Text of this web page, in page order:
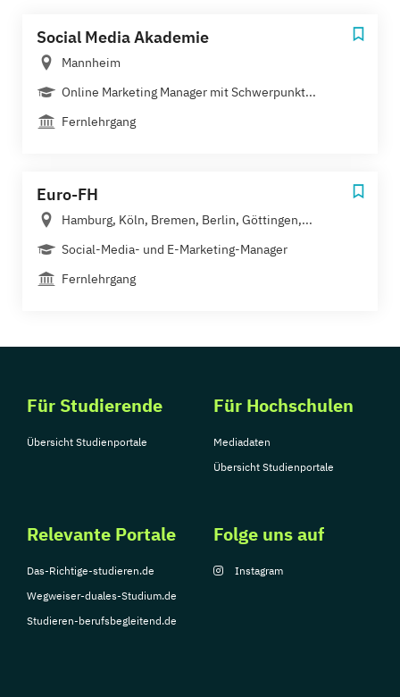
Social Media Akademie
Mannheim
Online Marketing Manager mit Schwerpunkt...
Fernlehrgang
Euro-FH
Hamburg, Köln, Bremen, Berlin, Göttingen,...
Social-Media- und E-Marketing-Manager
Fernlehrgang
Für Studierende
Übersicht Studienportale
Für Hochschulen
Mediadaten
Übersicht Studienportale
Relevante Portale
Das-Richtige-studieren.de
Wegweiser-duales-Studium.de
Studieren-berufsbegleitend.de
Folge uns auf
Instagram